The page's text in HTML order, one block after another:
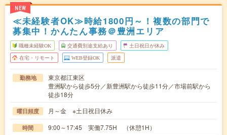
NEW
≪未経験者OK≫時給1800円～！複数の部門で
募集中！かんたん事務＠豊洲エリア
職種未経験OK 交通費別途支給あり 土日祝日が休み
在宅・リモート WEB登録OK 派遣
勤務地
東京都江東区
豊洲駅から徒歩5分／新豊洲駅から徒歩11分／市場前駅から
徒歩18分
曜日頻度 月～金 ※土日祝日休み
時間 9:00～17:45 実働7.75H （休憩1H）